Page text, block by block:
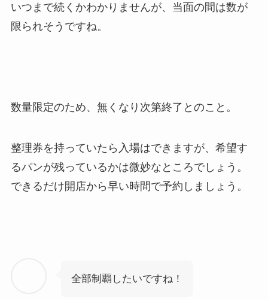
いつまで続くかわかりませんが、当面の間は数が
限られそうですね。
数量限定のため、無くなり次第終了とのこと。
整理券を持っていたら入場はできますが、希望す
るパンが残っているかは微妙なところでしょう。
できるだけ開店から早い時間で予約しましょう。
全部制覇したいですね！